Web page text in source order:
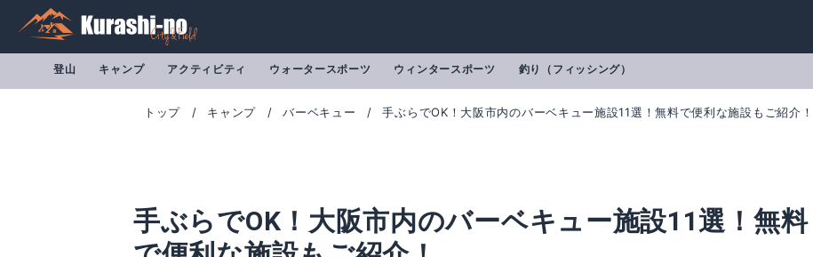
登山 キャンプ アクティビティ ウォータースポーツ ウィンタースポーツ 釣り（フィッシング）
トップ キャンプ バーベキュー 手ぶらでOK！大阪市内のバーベキュー施設11選！無料で便利な施設もご紹介！
手ぶらでOK！大阪市内のバーベキュー施設11選！無料